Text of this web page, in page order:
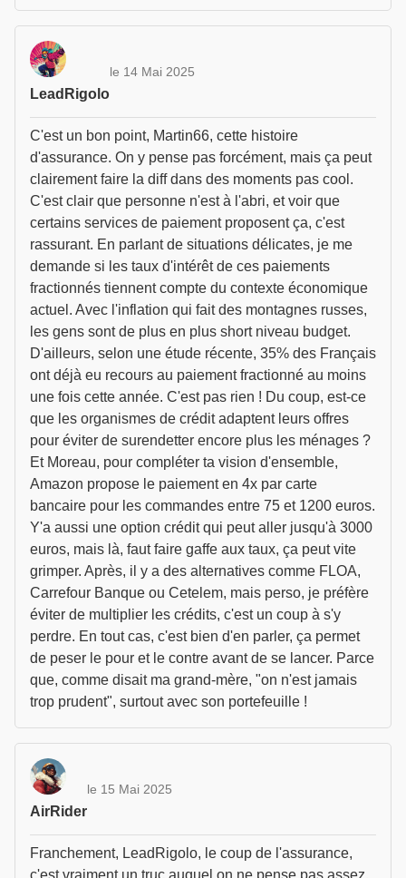
LeadRigolo
le 14 Mai 2025
C'est un bon point, Martin66, cette histoire
d'assurance. On y pense pas forcément, mais ça peut
clairement faire la diff dans des moments pas cool.
C'est clair que personne n'est à l'abri, et voir que
certains services de paiement proposent ça, c'est
rassurant. En parlant de situations délicates, je me
demande si les taux d'intérêt de ces paiements
fractionnés tiennent compte du contexte économique
actuel. Avec l'inflation qui fait des montagnes russes,
les gens sont de plus en plus short niveau budget.
D'ailleurs, selon une étude récente, 35% des Français
ont déjà eu recours au paiement fractionné au moins
une fois cette année. C'est pas rien ! Du coup, est-ce
que les organismes de crédit adaptent leurs offres
pour éviter de surendetter encore plus les ménages ?
Et Moreau, pour compléter ta vision d'ensemble,
Amazon propose le paiement en 4x par carte
bancaire pour les commandes entre 75 et 1200 euros.
Y'a aussi une option crédit qui peut aller jusqu'à 3000
euros, mais là, faut faire gaffe aux taux, ça peut vite
grimper. Après, il y a des alternatives comme FLOA,
Carrefour Banque ou Cetelem, mais perso, je préfère
éviter de multiplier les crédits, c'est un coup à s'y
perdre. En tout cas, c'est bien d'en parler, ça permet
de peser le pour et le contre avant de se lancer. Parce
que, comme disait ma grand-mère, "on n'est jamais
trop prudent", surtout avec son portefeuille !
AirRider
le 15 Mai 2025
Franchement, LeadRigolo, le coup de l'assurance,
c'est vraiment un truc auquel on ne pense pas assez.